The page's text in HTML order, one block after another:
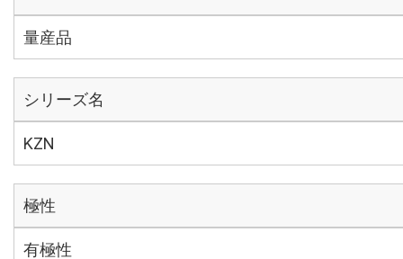
量産品
シリーズ名
KZN
極性
有極性